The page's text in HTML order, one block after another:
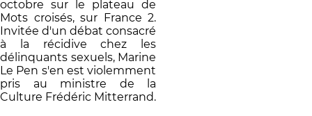
octobre sur le plateau de
Mots croisés, sur France 2.
Invitée d'un débat consacré
à la récidive chez les
délinquants sexuels, Marine
Le Pen s'en est violemment
pris au ministre de la
Culture Frédéric Mitterrand.